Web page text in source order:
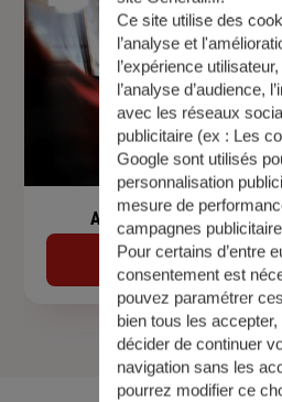
Assurance de prêt
Découvrir
Ce site utilise des
l’analyse et
l’expérience
l’analyse d’audience,
avec les réseaux
publicitaire (ex : Les
Google sont utilisés
personnalisation
mesure de
campagnes
Pour certains d’entre
consentement est
pouvez paramétrer
bien tous les accepter,
décider de continuer
navigation sans les
pourrez modifier ce